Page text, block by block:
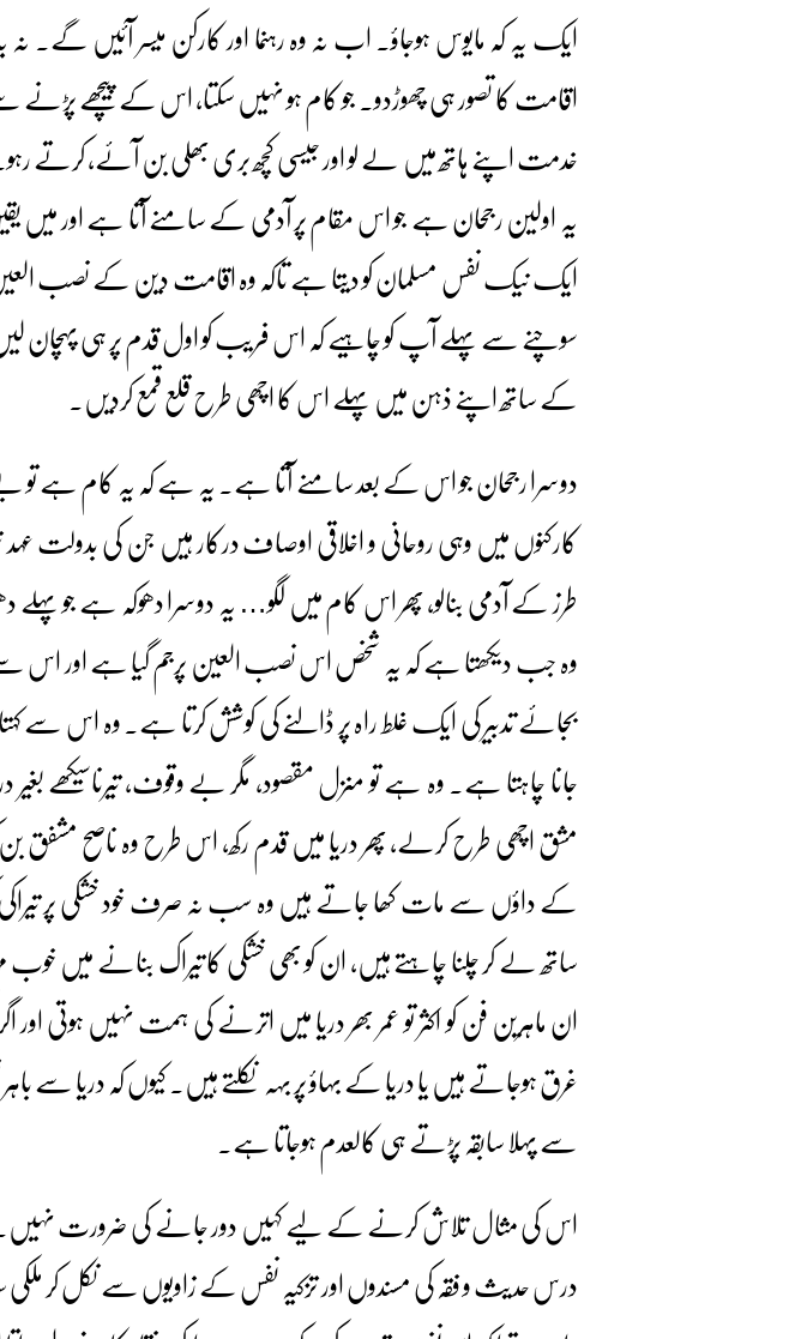
ایک یہ کہ مایوس ہوجاؤ۔ اب نہ وہ رہنما اور کارکن میسر آئیں
اقامت کا تصور ہی چھوڑدو۔ جو کام ہو نہیں سکتا، اس کے پیچھے
خدمت اپنے ہاتھ میں لے لو اور جیسی کچھ بری بھلی بن آئے، کرتے
یہ اولین رجحان ہے جو اس مقام پر آدمی کے سامنے آتا ہے اور میں
ایک نیک نفس مسلمان کو دیتا ہے تاکہ وہ اقامت دین کے نصب
سوچنے سے پہلے آپ کو چاہیے کہ اس فریب کو اول قدم پر ہی پہچان
کے ساتھ اپنے ذہن میں پہلے اس کا اچھی طرح قلع قمع کردیں۔
دوسرا رجحان جو اس کے بعد سامنے آتا ہے۔ یہ ہے کہ یہ کام ہے
کارکنوں میں وہی روحانی و اخلاقی اوصاف درکار ہیں جن کی بدولت
طرز کے آدمی بنالو، پھر اس کام میں لگو… یہ دوسرا دھوکہ ہے جو
وہ جب دیکھتا ہے کہ یہ شخص اس نصب العین پرجم گیا ہے اور اس سے
بجائے تدبیر کی ایک غلط راہ پر ڈالنے کی کوشش کرتا ہے۔ وہ اس
جانا چاہتا ہے۔ وہ ہے تو منزل مقصود، مگر بے وقوف، تیرناسیکھے
مشق اچھی طرح کرلے، پھر دریا میں قدم رکھ، اس طرح وہ ناصح مشفق
کے داؤں سے مات کھا جاتے ہیں وہ سب نہ صرف خود خشکی پر
ساتھ لے کر چلنا چاہتے ہیں، ان کو بھی خشکی کا تیراک بنانے میں
ان ماہرین فن کو اکثر تو عمر بھر دریا میں اترنے کی ہمت نہیں ہوتی
غرق ہوجاتے ہیں یا دریا کے بہاؤ پر بہہ نکلتے ہیں۔ کیوں کہ دریا سے باہر
سے پہلا سابقہ پڑتے ہی کالعدم ہوجاتا ہے۔
اس کی مثال تلاش کرنے کے لیے کہیں دور جانے کی ضرورت نہیں۔
درس حدیث و فقہ کی مسندوں اور تزکیہ نفس کے زاویوں سے نکل کر